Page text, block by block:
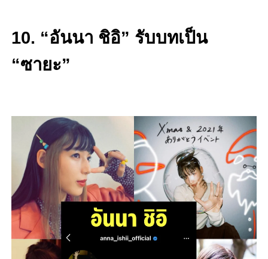
10. “อันนา ชิอิ” รับบทเป็น
“ซายะ”